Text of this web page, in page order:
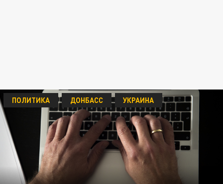
ПОЛИТИКА ДОНБАСС УКРАИНА